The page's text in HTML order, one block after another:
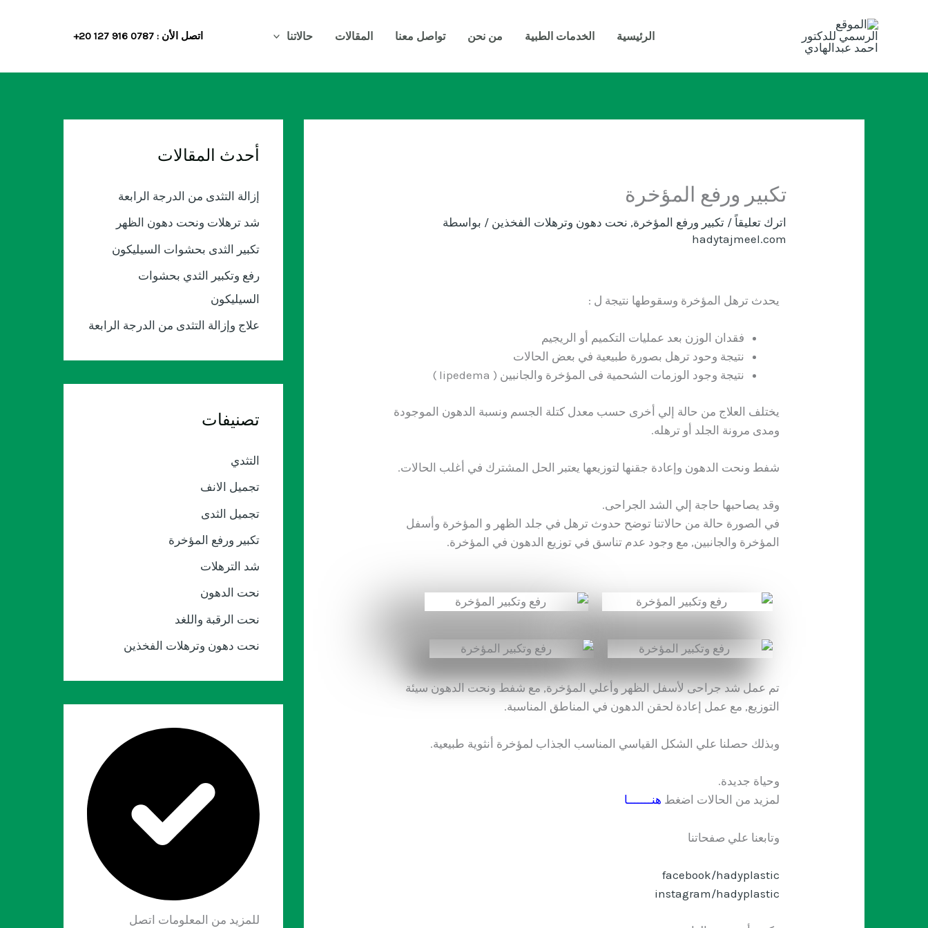
الرئيسية الخدمات الطبية من نحن تواصل معنا المقالات حالاتنا اتصل الأن : ⁦+20 127 916 0787⁩
تكبير ورفع المؤخرة
اترك تعليقاً /تكبير ورفع المؤخرة, نحت دهون وترهلات الفخذين / بواسطة
hadytajmeel.com
يحدث ترهل المؤخرة وسقوطها نتيجة ل :
فقدان الوزن بعد عمليات التكميم أو الريجيم
نتيجة وحود ترهل بصورة طبيعية في بعض الحالات
نتيجة وجود الوزمات الشحمية فى المؤخرة والجانبين ( lipedema )
يختلف العلاج من حالة إلي أخرى حسب معدل كتلة الجسم ونسبة الدهون الموجودة
ومدى مرونة الجلد أو ترهله.
شفط ونحت الدهون وإعادة جقنها لتوزيعها يعتبر الحل المشترك في أغلب الحالات.
وقد يصاحبها حاجة إلي الشد الجراحى.
في الصورة حالة من حالاتنا توضح حدوث ترهل في جلد الظهر و المؤخرة وأسفل
المؤخرة والجانبين, مع وجود عدم تناسق في توزيع الدهون في المؤخرة.
تم عمل شد جراحى لأسفل الظهر وأعلي المؤخرة, مع شفط ونحت الدهون سيئة
التوزيع, مع عمل إعادة لحقن الدهون في المناطق المناسبة.
وبذلك حصلنا علي الشكل القياسي المناسب الجذاب لمؤخرة أنثوية طبيعية.
وحياة جديدة.
لمزيد من الحالات اضغط هنـــــــا
وتابعنا علي صفحاتنا
facebook/hadyplastic
instagram/hadyplastic
أحدث المقالات
إزالة التثدى من الدرجة الرابعة
شد ترهلات ونحت دهون الظهر
تكبير الثدى بحشوات السيليكون
رفع وتكبير الثدي بحشوات
السيليكون
علاج وإزالة التثدى من الدرجة الرابعة
تصنيفات
التثدي
تجميل الانف
تجميل الثدى
تكبير ورفع المؤخرة
شد الترهلات
نحت الدهون
نحت الرقبة واللغد
نحت دهون وترهلات الفخذين
للمزيد من المعلومات اتصل